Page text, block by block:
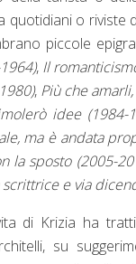
o
piccole
, Il
, Più che
idee (1984-
ma è andata
la sposto (2005-
scrittrice e via
di Krizia ha
su